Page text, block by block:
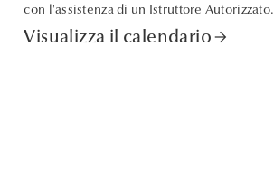
con l'assistenza di un Istruttore Autorizzato.
Visualizza il calendarioarrow_forward